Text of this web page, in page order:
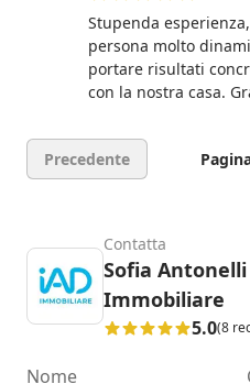
5 su 5 stelle
Stupenda
persona molto
portare risultati
con la nostra casa.
Precedente
Contatta
Sofia
Immobiliare
5.0(8